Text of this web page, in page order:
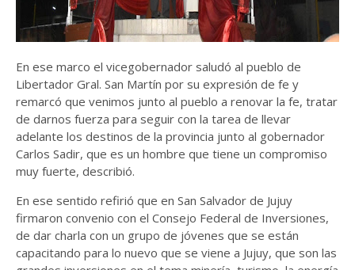
En ese marco el vicegobernador saludó al pueblo de
Libertador Gral. San Martín por su expresión de fe y
remarcó que venimos junto al pueblo a renovar la fe, tratar
de darnos fuerza para seguir con la tarea de llevar
adelante los destinos de la provincia junto al gobernador
Carlos Sadir, que es un hombre que tiene un compromiso
muy fuerte, describió.
En ese sentido refirió que en San Salvador de Jujuy
firmaron convenio con el Consejo Federal de Inversiones,
de dar charla con un grupo de jóvenes que se están
capacitando para lo nuevo que se viene a Jujuy, que son las